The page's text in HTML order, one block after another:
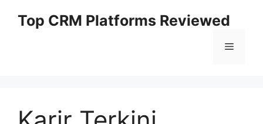
Top CRM Platforms Reviewed
Menu